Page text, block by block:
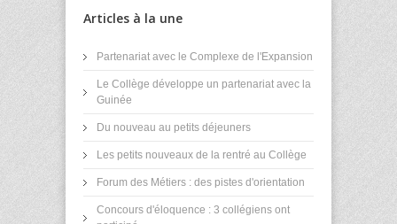
Articles à la une
Partenariat avec le Complexe de l'Expansion
Le Collège développe un partenariat avec la
Guinée
Du nouveau au petits déjeuners
Les petits nouveaux de la rentré au Collège
Forum des Métiers : des pistes d'orientation
Concours d'éloquence : 3 collégiens ont